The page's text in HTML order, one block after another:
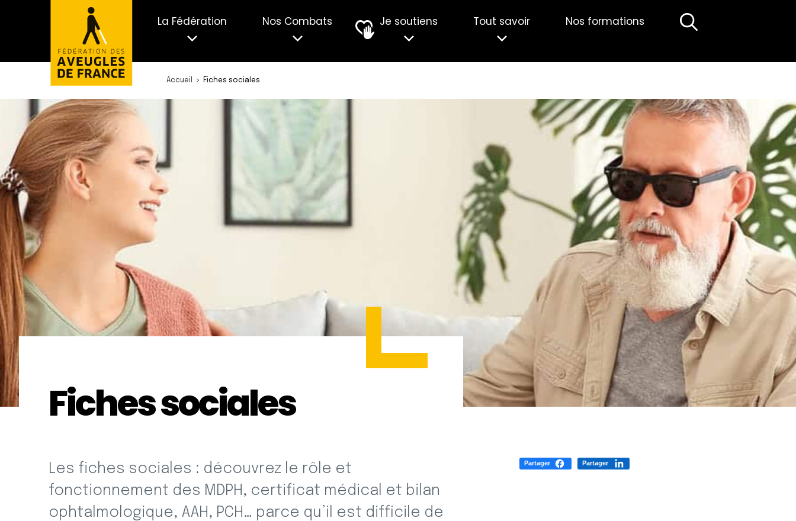
La Fédération Nos Combats Je soutiens Tout savoir Nos formations
Accueil Fiches sociales
Partager Partager
Fiches sociales
Les fiches sociales : découvrez le rôle et
fonctionnement des MDPH, certificat médical et bilan
ophtalmologique, AAH, PCH… parce qu’il est difficile de